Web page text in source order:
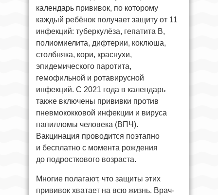
календарь прививок, по которому
каждый ребёнок получает защиту от 11
инфекций: туберкулёза, гепатита B,
полиомиелита, дифтерии, коклюша,
столбняка, кори, краснухи,
эпидемического паротита,
гемофильной и ротавирусной
инфекций. С 2021 года в календарь
также включены прививки против
пневмококковой инфекции и вируса
папилломы человека (ВПЧ).
Вакцинация проводится поэтапно
и бесплатно с момента рождения
до подросткового возраста.
Многие полагают, что защиты этих
прививок хватает на всю жизнь. Врач-